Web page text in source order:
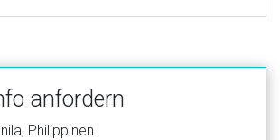
anfordern
Philippinen